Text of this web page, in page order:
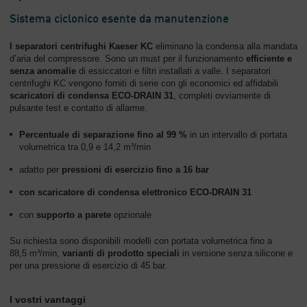
Sistema ciclonico esente da manutenzione
I separatori centrifughi Kaeser KC eliminano la condensa alla mandata
d’aria del compressore. Sono un must per il funzionamento efficiente e
senza anomalie di essiccatori e filtri installati a valle. I separatori
centrifughi KC vengono forniti di serie con gli economici ed affidabili
scaricatori di condensa ECO-DRAIN 31, completi ovviamente di
pulsante test e contatto di allarme.
Percentuale di separazione fino al 99 % in un intervallo di portata
volumetrica tra 0,9 e 14,2 m³/min
adatto per pressioni di esercizio fino a 16 bar
con scaricatore di condensa elettronico ECO-DRAIN 31
con supporto a parete opzionale
Su richiesta sono disponibili modelli con portata volumetrica fino a
88,5 m³/min, varianti di prodotto speciali in versione senza silicone e
per una pressione di esercizio di 45 bar.
I vostri vantaggi